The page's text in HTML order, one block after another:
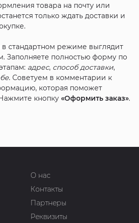
товара на почту или
только ждать доставки и
стандартном режиме выглядит
Заполняете полностью форму по
адрес, способ доставки,
. Советуем в комментарии к
которая поможет
кнопку «Оформить заказ».
О нас
Контакты
Партнеры
Реквизиты